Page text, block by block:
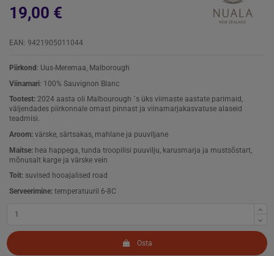
19,00 €
EAN: 9421905011044
Piirkond : Uus-Meremaa, Malborough
Viinamari: 100% Sauvignon Blanc
Tootest: 2024 aasta oli Malbourough ´s üks viimaste aastate parimaid,
väljendades piirkonnale omast pinnast ja viinamarjakasvatuse alaseid
teadmisi.
Aroom: värske, särtsakas, mahlane ja puuviljane
Maitse: hea happega, tunda troopilisi puuvilju, karusmarja ja mustsõstart,
mõnusalt karge ja värske vein
Toit: suvised hooajalised road
Serveerimine: temperatuuril 6-8C
Osta